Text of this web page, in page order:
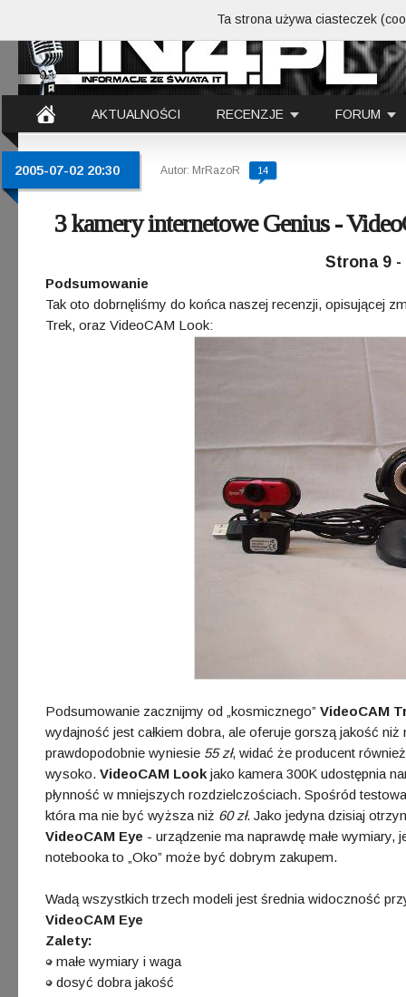
AKTUALNOŚCI RECENZJE FORUM
2005-07-02 20:30 Autor: MrRazoR 14
3 kamery internetowe Genius -
Strona 9
Podsumowanie
Tak oto dobrnęliśmy do końca naszej recenzji, opisującej
Trek, oraz VideoCAM Look:
Podsumowanie zacznijmy od „kosmicznego” VideoCAM
wydajność jest całkiem dobra, ale oferuje gorszą jakość
prawdopodobnie wyniesie 55 zł, widać że producent
wysoko. VideoCAM Look jako kamera 300K udostępnia
płynność w mniejszych rozdzielczościach. Spośród
która ma nie być wyższa niż 60 zł. Jako jedyna dzisiaj
VideoCAM Eye - urządzenie ma naprawdę małe
notebooka to „Oko” może być dobrym zakupem.
Wadą wszystkich trzech modeli jest średnia widoczność
VideoCAM Eye
Zalety:
małe wymiary i waga
dosyć dobra jakość
Ta strona używa ciasteczek